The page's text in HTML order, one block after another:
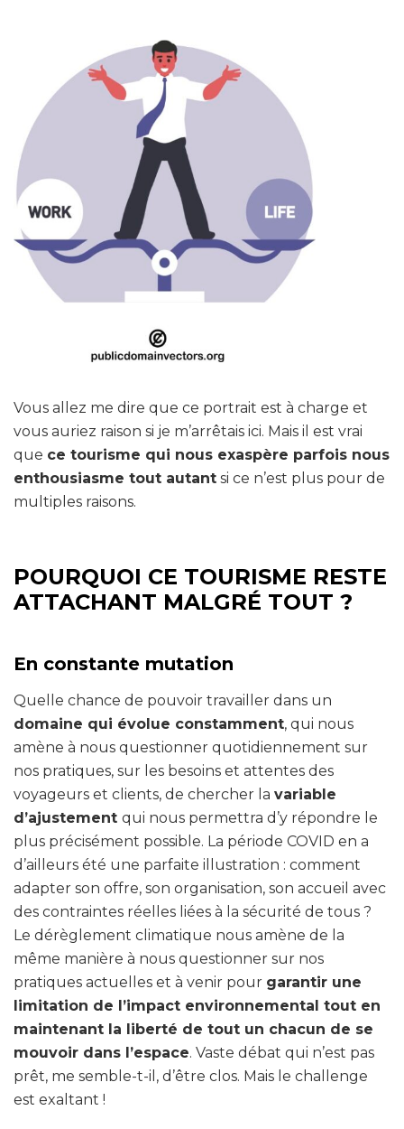
Vous allez me dire que ce portrait est à charge et
vous auriez raison si je m’arrêtais ici. Mais il est vrai
que ce tourisme qui nous exaspère parfois nous
enthousiasme tout autant si ce n’est plus pour de
multiples raisons.
POURQUOI CE TOURISME RESTE
ATTACHANT MALGRÉ TOUT ?
En constante mutation
Quelle chance de pouvoir travailler dans un
domaine qui évolue constamment, qui nous
amène à nous questionner quotidiennement sur
nos pratiques, sur les besoins et attentes des
voyageurs et clients, de chercher la variable
d’ajustement qui nous permettra d’y répondre le
plus précisément possible. La période COVID en a
d’ailleurs été une parfaite illustration : comment
adapter son offre, son organisation, son accueil avec
des contraintes réelles liées à la sécurité de tous ?
Le dérèglement climatique nous amène de la
même manière à nous questionner sur nos
pratiques actuelles et à venir pour garantir une
limitation de l’impact environnemental tout en
maintenant la liberté de tout un chacun de se
mouvoir dans l’espace. Vaste débat qui n’est pas
prêt, me semble-t-il, d’être clos. Mais le challenge
est exaltant !